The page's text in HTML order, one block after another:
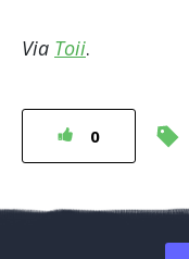
Via Toii.
0